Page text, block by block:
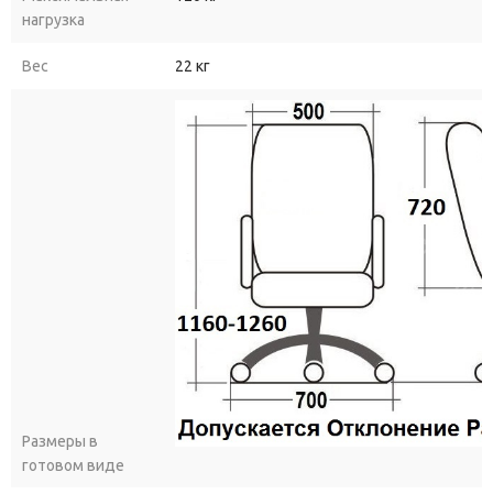
нагрузка
Вес 22 кг
Размеры в
готовом виде